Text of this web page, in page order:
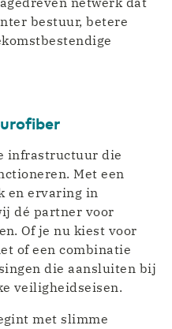
bestuur, betere
infrastructuur die
Met een
en ervaring in
dé partner voor
Of je nu kiest voor
of een combinatie
die aansluiten bij
veiligheidseisen.
met slimme